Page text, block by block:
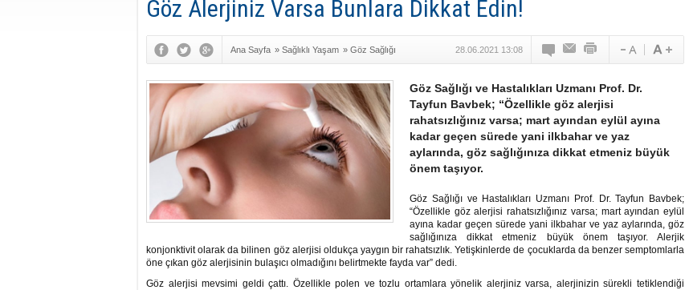
Göz Alerjiniz Varsa Bunlara Dikkat Edin!
Ana Sayfa » Sağlıklı Yaşam » Göz Sağlığı 28.06.2021 13:08
Göz Sağlığı ve Hastalıkları Uzmanı Prof. Dr.
Tayfun Bavbek; “Özellikle göz alerjisi
rahatsızlığınız varsa; mart ayından eylül ayına
kadar geçen sürede yani ilkbahar ve yaz
aylarında, göz sağlığınıza dikkat etmeniz büyük
önem taşıyor.
Göz Sağlığı ve Hastalıkları Uzmanı Prof. Dr. Tayfun Bavbek;
“Özellikle göz alerjisi rahatsızlığınız varsa; mart ayından eylül
ayına kadar geçen sürede yani ilkbahar ve yaz aylarında, göz
sağlığınıza dikkat etmeniz büyük önem taşıyor. Alerjik
konjonktivit olarak da bilinen göz alerjisi oldukça yaygın bir rahatsızlık. Yetişkinlerde de çocuklarda da benzer semptomlarla
öne çıkan göz alerjisinin bulaşıcı olmadığını belirtmekte fayda var” dedi.
Göz alerjisi mevsimi geldi çattı. Özellikle polen ve tozlu ortamlara yönelik alerjiniz varsa, alerjinizin sürekli tetiklendiği